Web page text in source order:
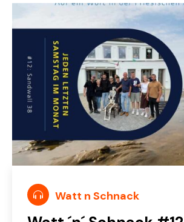
Watt n Schnack